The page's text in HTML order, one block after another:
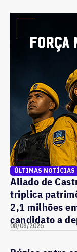
ÚLTIMAS NOTÍCIAS
Aliado de
triplica
2,1 milhões
candidato a
08/08/2026